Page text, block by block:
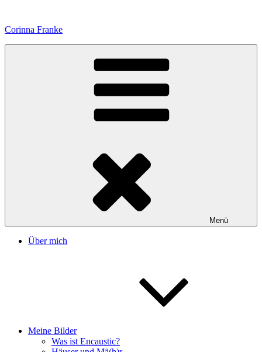
springen
Corinna Franke
Menü
Über mich
Meine Bilder
Was ist Encaustic?